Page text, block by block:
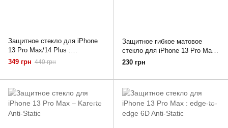
Защитное стекло для iPhone
13 Pro Max/14 Plus :
ZERODUST Privacy with
349 грн 440 грн
Защитное гибкое матовое
стекло для iPhone 13 Pro Max
Ceramic 3D Film Matte
230 грн